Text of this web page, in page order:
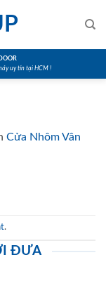
uy tín tại HCM !
Cửa Nhôm Vân
.
ĐƯA